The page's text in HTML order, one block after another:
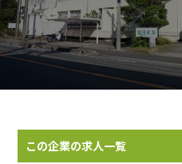
この企業の求人一覧